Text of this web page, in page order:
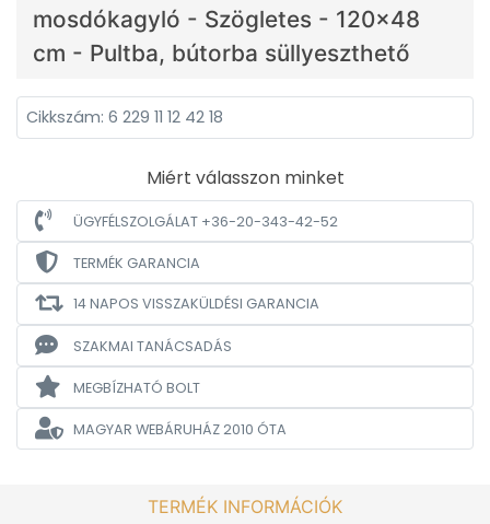
mosdókagyló - Szögletes - 120x48
cm - Pultba, bútorba süllyeszthető
Cikkszám: 6 229 11 12 42 18
Miért válasszon minket
ÜGYFÉLSZOLGÁLAT +36-20-343-42-52
TERMÉK GARANCIA
14 NAPOS VISSZAKÜLDÉSI GARANCIA
SZAKMAI TANÁCSADÁS
MEGBÍZHATÓ BOLT
MAGYAR WEBÁRUHÁZ2010 ÓTA
TERMÉK INFORMÁCIÓK